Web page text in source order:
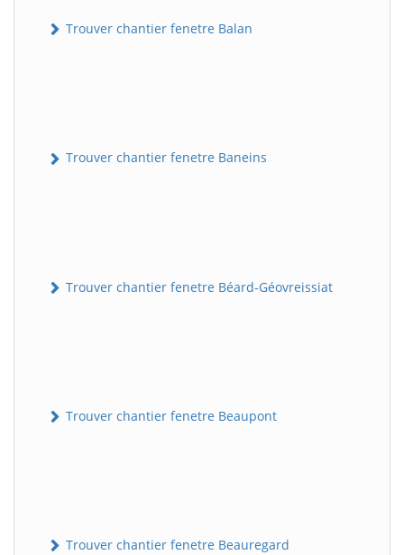
Trouver chantier fenetre Balan
Trouver chantier fenetre Baneins
Trouver chantier fenetre Béard-Géovreissiat
Trouver chantier fenetre Beaupont
Trouver chantier fenetre Beauregard